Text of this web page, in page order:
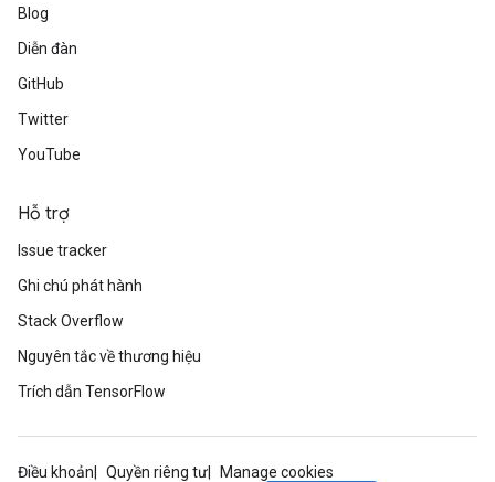
Blog
Diễn đàn
GitHub
Twitter
YouTube
Hỗ trợ
Issue tracker
Ghi chú phát hành
Stack Overflow
Nguyên tắc về thương hiệu
Trích dẫn TensorFlow
Điều khoản Quyền riêng tư
Manage cookies